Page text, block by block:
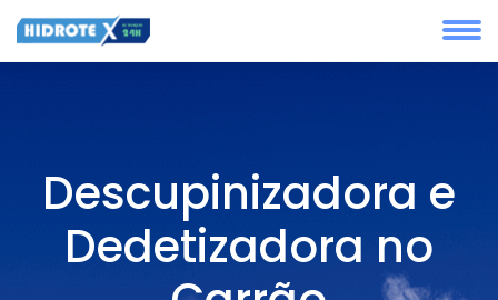
Descupinizadora e
Dedetizadora no